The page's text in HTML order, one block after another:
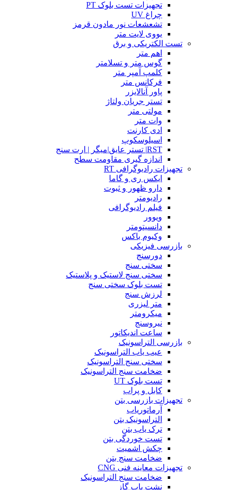
تجهیزات تست بلوک PT
چراغ UV
تشعشعات نور مادون قرمز
یووی لایت متر
تست الکتریکی و برق
اهم متر
گوس متر و تسلامتر
کلمپ آمپر متر
فرکانس متر
پاور آنالایزر
تستر جریان ولتاژ
مولتی متر
وات متر
ادی کارنت
اسیلوسکوپ
RST| تستر عایق|میگر | ارت سنج
اندازه گیری مقاومت سطح
تجهیزات رادیوگرافی RT
ایکس ری و گاما
دارو ظهور و ثبوت
رادیومتر
فیلم رادیوگرافی
ویوور
دانسیتومتر
وکیوم باکس
بازرسی فیزیکی
دورسنج
سختی سنج
سختی سنج لاستیک و پلاستیک
تست بلوک سختی سنج
لرزش سنج
متر لیزری
میکرومتر
نیروسنج
ساعت اندیکاتور
بازرسی التراسونیک
عیب یاب التراسونیک
سختی سنج التراسونیک
ضخامت سنج التراسونیک
تست بلوک UT
کابل و پراب
تجهیزات بازرسی بتن
آرماتوریاب
التراسونیک بتن
ترک یاب بتن
تست خوردگی بتن
چکش اشمیت
ضخامت سنج بتن
تجهیزات معاینه فنی CNG
ضخامت سنج التراسونیک
نشت یاب گاز